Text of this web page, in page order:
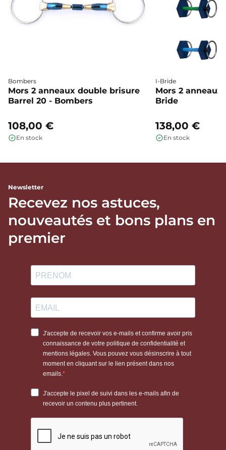
Bombers
Mors 2 anneaux double brisure
Barrel 20 - Bombers
108,00 €
En stock
I-Bride
Mors 2
Bride
138,00 €
En stock
Newsletter
Recevez nos astuces,
nouveautés et bons plans en
premier